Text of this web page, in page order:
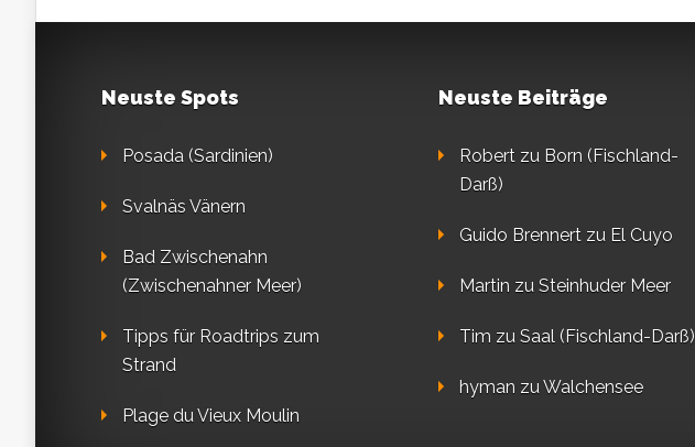
Neuste Spots
Posada (Sardinien)
Svalnäs Vänern
Bad Zwischenahn
(Zwischenahner Meer)
Tipps für Roadtrips zum
Strand
Plage du Vieux Moulin
Neuste Beiträge
Robertzu Born (Fischland-
Darß)
Guido Brennertzu El Cuyo
Martin zu Steinhuder Meer
Tim zu Saal (Fischland-Darß)
hyman zuWalchensee